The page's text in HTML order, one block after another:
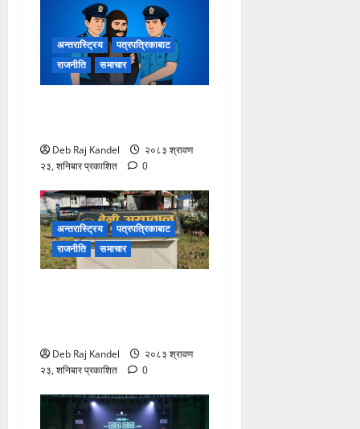
अन्तरास्ट्रिय
पत्रपत्रिकाबाट
राजनीति
समाचार
Deb Raj Kandel
२०८३ श्रावण
२३, शनिबार प्रकाशित
0
अन्तरास्ट्रिय
पत्रपत्रिकाबाट
राजनीति
समाचार
Deb Raj Kandel
२०८३ श्रावण
२३, शनिबार प्रकाशित
0